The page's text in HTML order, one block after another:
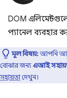
DOM
প্যানেল ব্যবহার
মূল বিষয়:আপনি
বোঝার জন্যএআই
সহায়তাদেখুন।